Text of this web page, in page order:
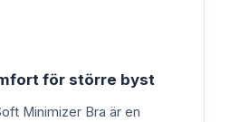
för större byst
Minimizer Bra är en